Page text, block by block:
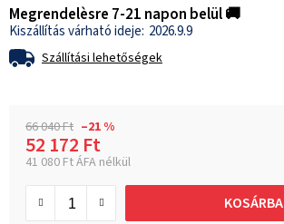
Megrendelèsre 7-21 napon belül 🚚
2026.9.9
Szállítási lehetőségek
66 040 Ft –21 %
52 172 Ft
41 080 Ft ÁFA nélkül
KOSÁRBA